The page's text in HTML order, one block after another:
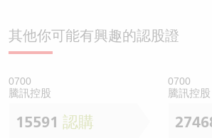
其他你可能有興趣的認股證
0700
騰訊控股
15591 認購
0700
騰訊控股